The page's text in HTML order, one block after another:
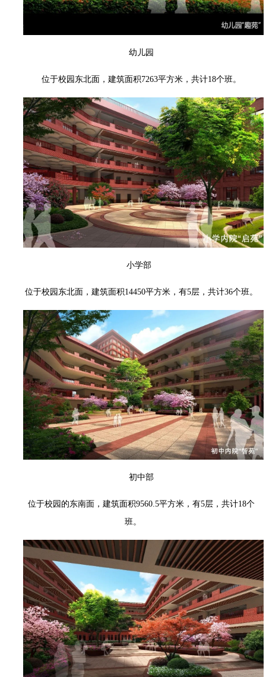
幼儿园
位于校园东北面，建筑面积7263平方米，共计18个班。
小学部
位于校园东北面，建筑面积14450平方米，有5层，共计36个班。
初中部
位于校园的东南面，建筑面积9560.5平方米，有5层，共计18个
班。